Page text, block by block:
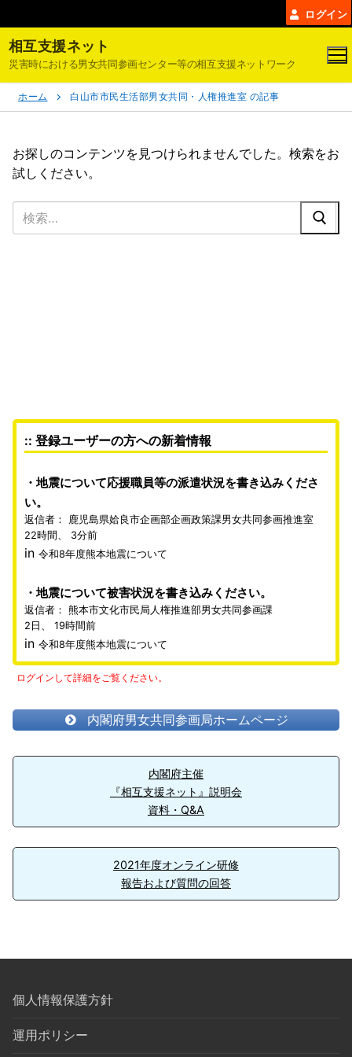
ン
テ
ン
ツ
へ
ログイン
相互支援ネット
災害時における男女共同参画センター等の相互支援ネットワーク
ホーム 白山市市民生活部男女共同・人権推進室 の記事
お探しのコンテンツを見つけられませんでした。検索をお
試しください。
索:
:: 登録ユーザーの方への新着情報
地震について応援職員等の派遣状況を書き込みくださ
い。
返信者：
鹿児島県姶良市企画部企画政策課男女共同参画推進室
22時間、 3分前
in 令和8年度熊本地震について
地震について被害状況を書き込みください。
返信者： 熊本市文化市民局人権推進部男女共同参画課
2日、 19時間前
in 令和8年度熊本地震について
ログインして詳細をご覧ください。
内閣府男女共同参画局ホームページ
内閣府主催
『相互支援ネット』説明会
資料・Q&A
2021年度オンライン研修
報告および質問の回答
個人情報保護方針
運用ポリシー